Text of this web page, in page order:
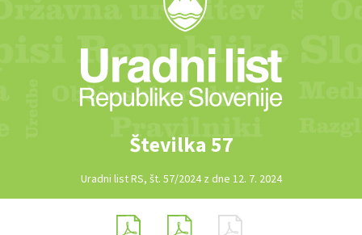
Številka 57
Uradni list RS, št. 57/2024 z dne 12. 7. 2024